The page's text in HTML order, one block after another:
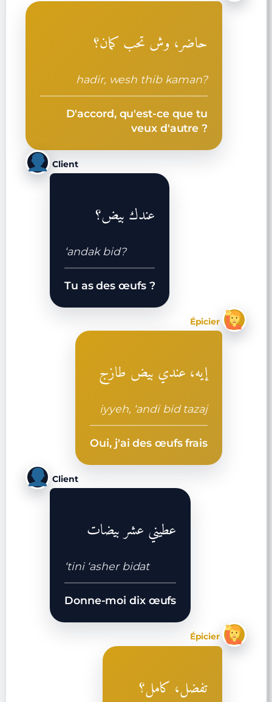
حاضر، وش تحب كمان؟
hadir, wesh thib kaman?
D'accord, qu'est-ce que tu
veux d'autre ?
Client
عندك بيض؟
‘andak bid?
Tu as des œufs ?
Épicier
إيه، عندي بيض طازج
iyyeh, ‘andi bid tazaj
Oui, j'ai des œufs frais
Client
عطيني عشر بيضات
‘tini ‘asher bidat
Donne-moi dix œufs
Épicier
تفضل، كامل؟